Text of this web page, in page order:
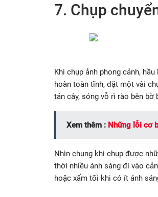
7. Chụp
Khi chụp ảnh phong cảnh,
hoàn toàn tĩnh, đặt một vài
tán cây, sóng vỗ rì rào bên
Xem thêm : Những lỗi cơ
Nhìn chung khi chụp được
thời nhiều ánh sáng đi vào
hoặc xẩm tối khi có ít ánh